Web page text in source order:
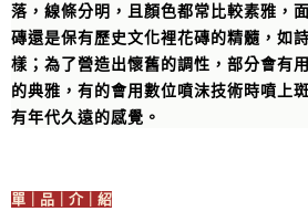
落，線條分明，且顏色都常比較素雅，
磚還是保有歷史文化裡花磚的精髓，如
樣；為了營造出懷舊的調性，部分會有
的典雅，有的會用數位噴沫技術時噴上
有年代久遠的感覺。
單｜品｜介｜紹